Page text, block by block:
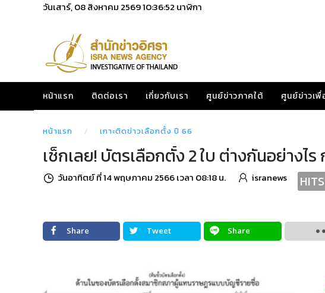
วันเสาร์, 08 สิงหาคม 256910:36:54 นาฬิกา
หน้าแรก ติดต่อเรา เกี่ยวกับเรา ศูนย์ข่าวภาคใต้ ศูนย์ข่าวเ
หน้าแรก เกาะติดข่าวเลือกตั้ง ปี 66
เช็กเลย! บัตรเลือกตั้ง 2 ใบ ต่างกันอย่างไ
วันอาทิตย์ ที่ 14 พฤษภาคม 2566 เวลา 08:18 น. isranews HITS
Share Tweet Share